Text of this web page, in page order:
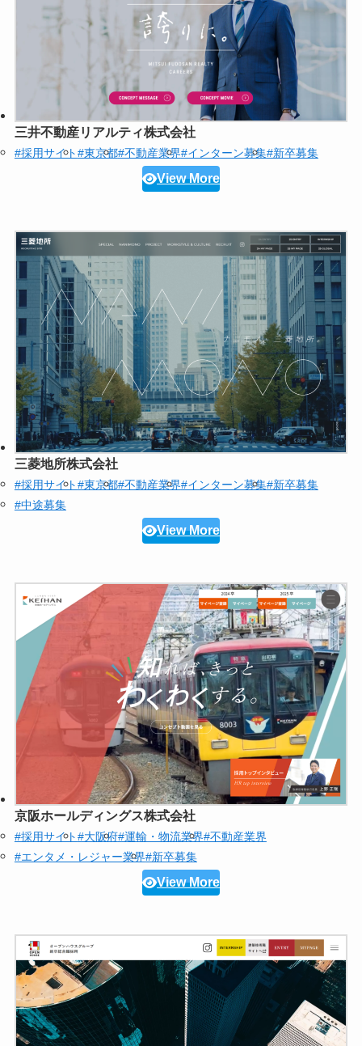
三井不動産リアルティ株式会社
#採用サイト#東京都#不動産業界#インターン募集#新卒募集
View More
三菱地所株式会社
#採用サイト#東京都#不動産業界#インターン募集#新卒募集
#中途募集
View More
京阪ホールディングス株式会社
#採用サイト#大阪府#運輸・物流業界#不動産業界
#エンタメ・レジャー業界#新卒募集
View More